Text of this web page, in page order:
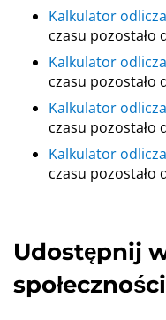
Kalkulator
czasu pozostało
Kalkulator
czasu pozostało
Kalkulator
czasu pozostało
Kalkulator
czasu pozostało
Udostępnij